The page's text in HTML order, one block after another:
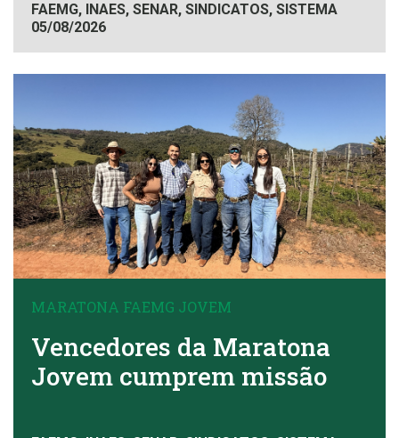
FAEMG, INAES, SENAR, SINDICATOS, SISTEMA
FAEMG
05/08/2026
MARATONA FAEMG JOVEM
Vencedores da Maratona
Jovem cumprem missão